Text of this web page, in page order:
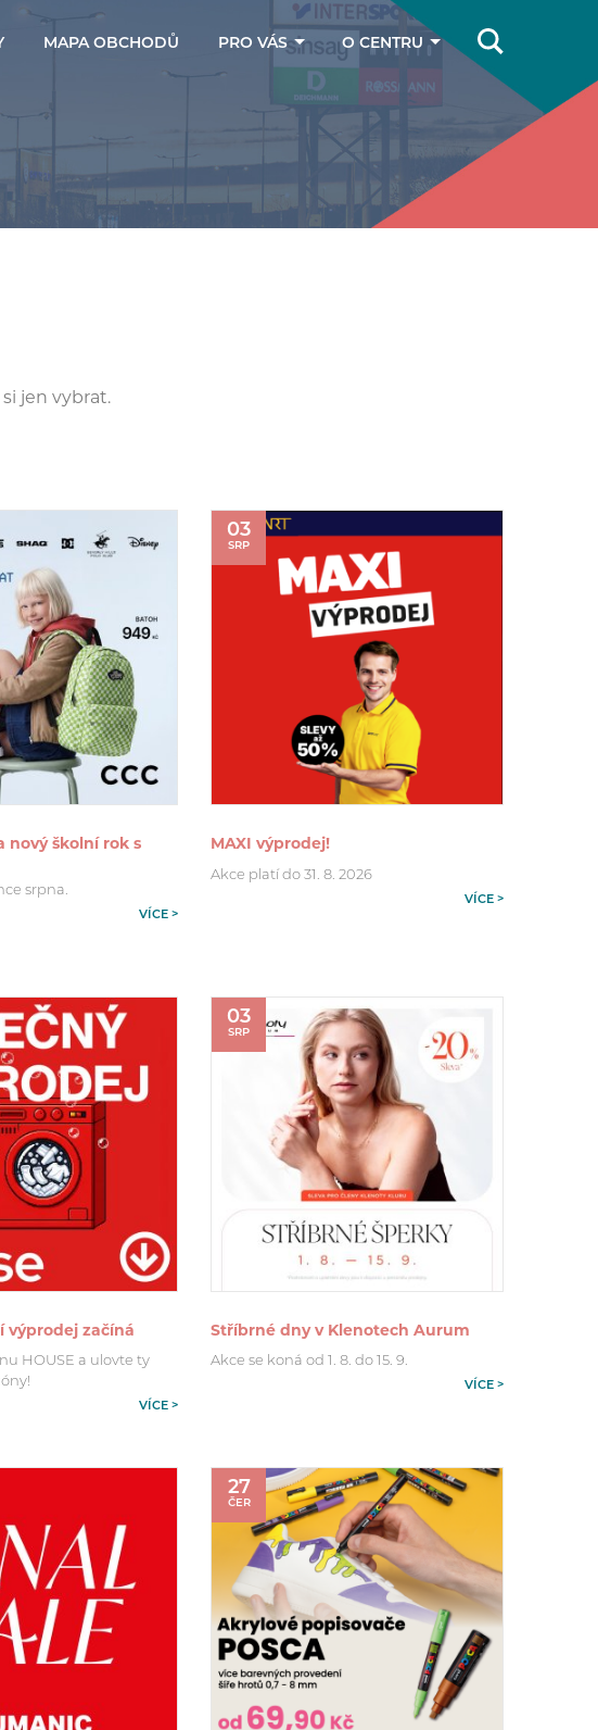
MAPA OBCHODŮ PRO VÁS
Dárkové poukazy
O CENTRU
Jak se k nám
dostanete
Kontakty
jen vybrat.
nový školní rok s
srpna.
VÍCE >
03
SRP
MAXI výprodej!
Akce platí do 31. 8. 2026
VÍCE >
výprodej začíná
HOUSE a ulovte ty
VÍCE >
03
SRP
Stříbrné dny v Klenotech Aurum
Akce se koná od 1. 8. do 15. 9.
VÍCE >
27
ČER